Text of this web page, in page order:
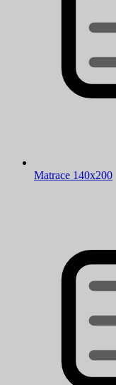
Matrace 140x200